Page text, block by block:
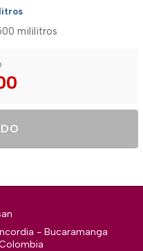
mililitros
- Bucaramanga